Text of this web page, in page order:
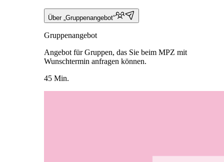
Über „Gruppenangebot“
Gruppenangebot
Angebot für Gruppen, das Sie beim MPZ mit
Wunschtermin anfragen können.
45 Min.